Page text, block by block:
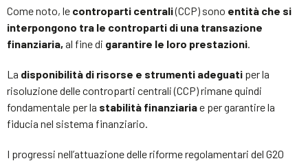
Come noto, le controparti centrali(CCP) sono entità che si
interpongono tra le controparti di una transazione
finanziaria, al fine di garantire le loro prestazioni.
La disponibilità di risorse e strumenti adeguati per la
risoluzione delle controparti centrali (CCP) rimane quindi
fondamentale per la stabilità finanziariae per garantire la
fiducia nel sistema finanziario.
I progressi nell’attuazione delle riforme regolamentari del G20